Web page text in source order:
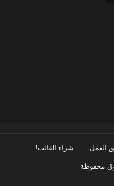
العمل شراء القالب!
محفوظة